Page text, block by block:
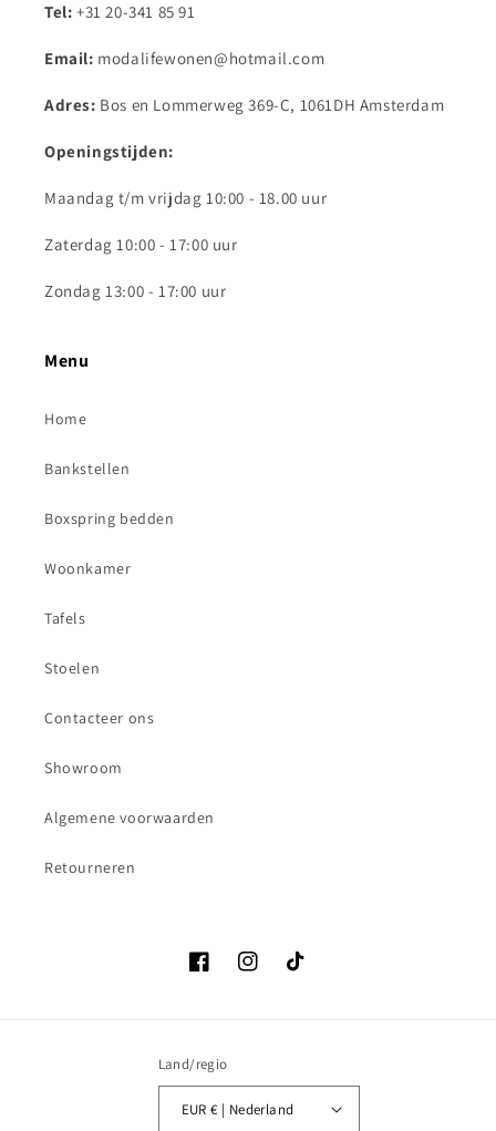
Tel: +31 20-341 85 91
Email: modalifewonen@hotmail.com
Adres: Bos en Lommerweg 369-C, 1061DH Amsterdam
Openingstijden:
Maandag t/m vrijdag 10:00 - 18.00 uur
Zaterdag 10:00 - 17:00 uur
Zondag 13:00 - 17:00 uur
Menu
Home
Bankstellen
Boxspring bedden
Woonkamer
Tafels
Stoelen
Contacteer ons
Showroom
Algemene voorwaarden
Retourneren
FacebookInstagramTikTok
Land/regio
EUR € | Nederland